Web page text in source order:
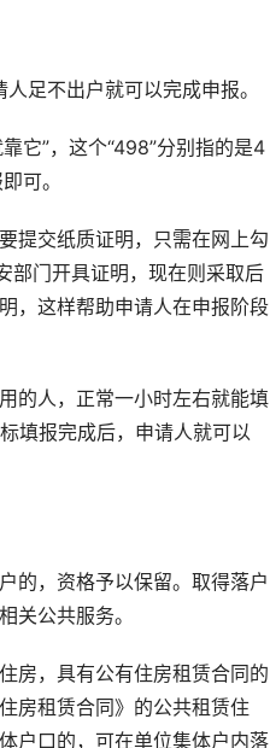
足不出户就可以完成申报。
它”，这个“498”分别指的是4
可。
提交纸质证明，只需在网上勾
部门开具证明，现在则采取后
，这样帮助申请人在申报阶段
的人，正常一小时左右就能填
填报完成后，申请人就可以
的，资格予以保留。取得落户
关公共服务。
房，具有公有住房租赁合同的
房租赁合同》的公共租赁住
户口的，可在单位集体户内落